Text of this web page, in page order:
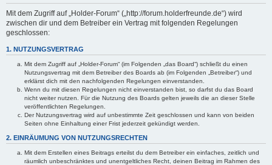
Mit dem Zugriff auf „Holder-Forum“ („http://forum.holderfreunde.de“) wird
zwischen dir und dem Betreiber ein Vertrag mit folgenden Regelungen
geschlossen:
1. NUTZUNGSVERTRAG
Mit dem Zugriff auf „Holder-Forum“ (im Folgenden „das Board“) schließt du einen
Nutzungsvertrag mit dem Betreiber des Boards ab (im Folgenden „Betreiber“) und
erklärst dich mit den nachfolgenden Regelungen einverstanden.
Wenn du mit diesen Regelungen nicht einverstanden bist, so darfst du das Board
nicht weiter nutzen. Für die Nutzung des Boards gelten jeweils die an dieser Stelle
veröffentlichten Regelungen.
Der Nutzungsvertrag wird auf unbestimmte Zeit geschlossen und kann von beiden
Seiten ohne Einhaltung einer Frist jederzeit gekündigt werden.
2. EINRÄUMUNG VON NUTZUNGSRECHTEN
Mit dem Erstellen eines Beitrags erteilst du dem Betreiber ein einfaches, zeitlich und
räumlich unbeschränktes und unentgeltliches Recht, deinen Beitrag im Rahmen des